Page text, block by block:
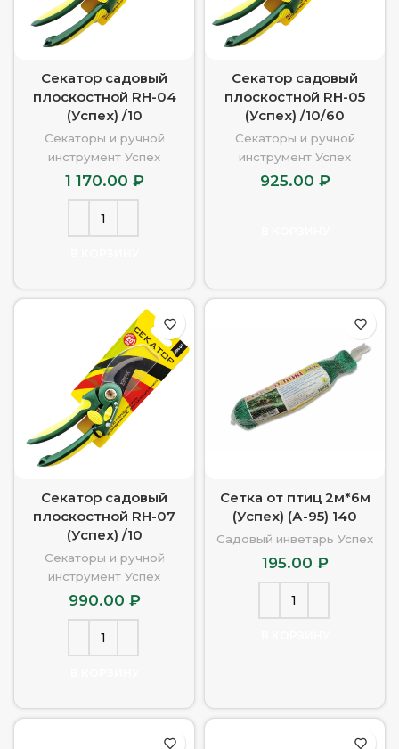
Секатор садовый
плоскостной RH-04
(Успех) /10
Секаторы и ручной
инструмент Успех
1 170.00 ₽
Секатор садовый
плоскостной RH-05
(Успех) /10/60
Секаторы и ручной
инструмент Успех
925.00 ₽
Секатор садовый
плоскостной RH-07
(Успех) /10
Секаторы и ручной
инструмент Успех
990.00 ₽
Сетка от птиц 2м*6м
(Успех) (А-95) 140
Садовый инветарь Успех
195.00 ₽